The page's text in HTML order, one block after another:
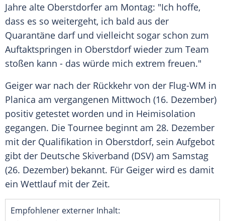
Jahre alte Oberstdorfer am Montag: "Ich hoffe,
dass es so weitergeht, ich bald aus der
Quarantäne darf und vielleicht sogar schon zum
Auftaktspringen in Oberstdorfwieder zum Team
stoßen kann - das würde mich extrem freuen."
Geiger war nach der Rückkehr von der Flug-WM in
Planica am vergangenen Mittwoch (16. Dezember)
positiv getestet worden und in Heimisolation
gegangen. Die Tournee beginnt am 28. Dezember
mit der Qualifikation in Oberstdorf, sein Aufgebot
gibt der Deutsche Skiverband (DSV) am Samstag
(26. Dezember) bekannt. Für Geiger wird es damit
ein Wettlauf mit der Zeit.
Empfohlener externer Inhalt: